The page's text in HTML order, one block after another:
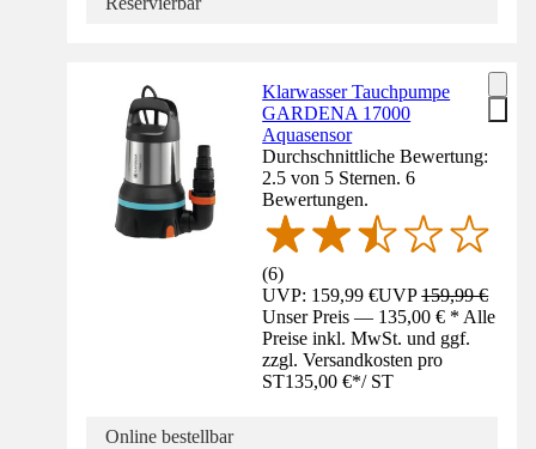
Klarwasser Tauchpumpe
GARDENA 17000
Aquasensor
Durchschnittliche Bewertung:
2.5 von 5 Sternen. 6
Bewertungen.
(6)
UVP: 159,99 €UVP159,99 €
Unser Preis — 135,00 € * Alle
Preise inkl. MwSt. und ggf.
zzgl. Versandkosten pro
ST135,00 €*/ ST
Online bestellbar